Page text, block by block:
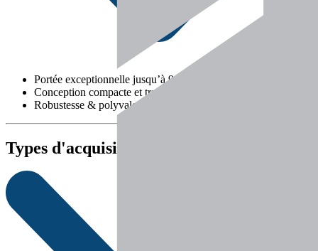
Portée exceptionnelle jusqu’à 90 m
Conception compacte et transport facile
Robustesse & polyvalence d’utilisation
Types d'acquisition